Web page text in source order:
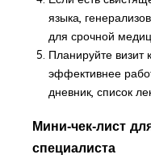
языка,
для срочной
Планируйте визит
эффективнее
дневник, список
Мини‑чек‑лист
специалиста